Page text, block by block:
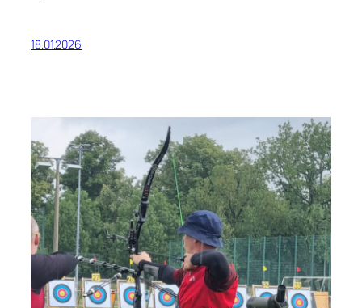
18.01.2026